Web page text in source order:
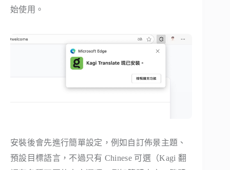
始使用。
安裝後會先進行簡單設定，例如自訂佈景主題、
預設目標語言，不過只有 Chinese 可選（Kagi 翻